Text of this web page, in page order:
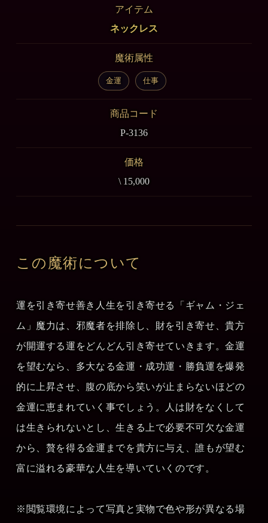
アイテム
ネックレス
魔術属性
金運 仕事
商品コード
P-3136
価格
\ 15,000
この魔術について
運を引き寄せ善き人生を引き寄せる「ギャム・ジェ
ム」魔力は、邪魔者を排除し、財を引き寄せ、貴方
が開運する運をどんどん引き寄せていきます。金運
を望むなら、多大なる金運・成功運・勝負運を爆発
的に上昇させ、腹の底から笑いが止まらないほどの
金運に恵まれていく事でしょう。人は財をなくして
は生きられないとし、生きる上で必要不可欠な金運
から、贅を得る金運までを貴方に与え、誰もが望む
富に溢れる豪華な人生を導いていくのです。
※閲覧環境によって写真と実物で色や形が異なる場